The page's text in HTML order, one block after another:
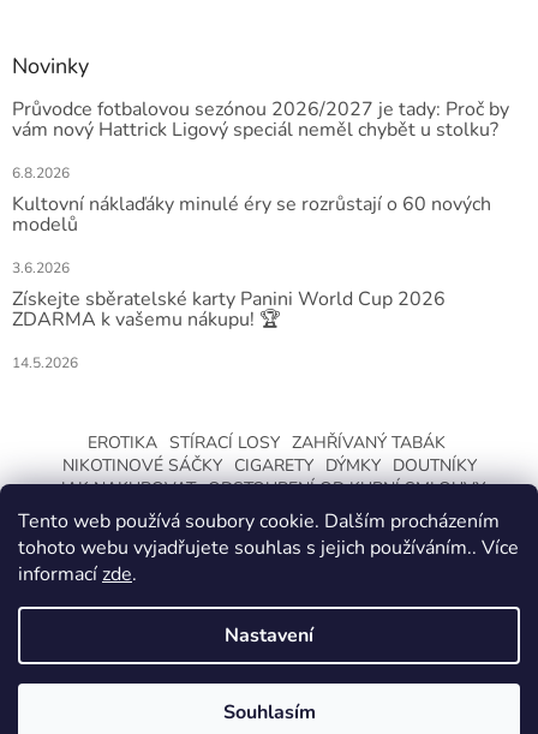
Tento web používá soubory cookie. Dalším procházením
tohoto webu vyjadřujete souhlas s jejich používáním.. Více
informacízde.
Nastavení
Souhlasím
VÍCE.
Novinky
Průvodce fotbalovou sezónou 2026/2027 je tady: Proč by
vám nový Hattrick Ligový speciál neměl chybět u stolku?
6.8.2026
Kultovní náklaďáky minulé éry se rozrůstají o 60 nových
modelů
3.6.2026
Získejte sběratelské karty Panini World Cup 2026
ZDARMA k vašemu nákupu! 🏆
14.5.2026
EROTIKA STÍRACÍ LOSY ZAHŘÍVANÝ TABÁK
NIKOTINOVÉ SÁČKY CIGARETY DÝMKY
DOUTNÍKY
JAK NAKUPOVAT ODSTOUPENÍ OD KUPNÍ SMLOUVY
Vytvořil Shoptet
CeskaTrafika.com. Všechna práva vyhrazena.